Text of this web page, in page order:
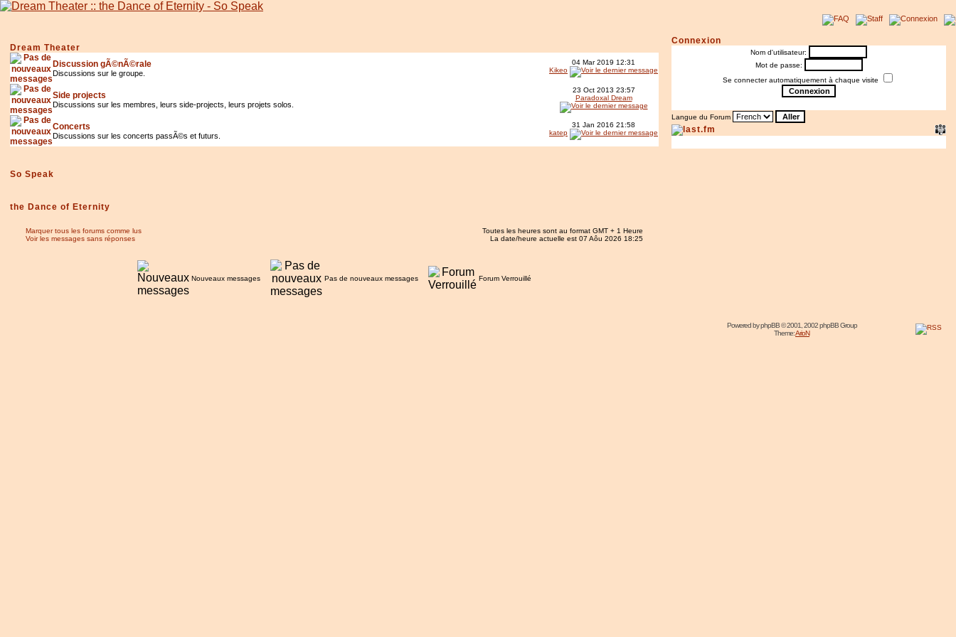
Dream Theater
Discussion gÃ©nÃ©rale
Discussions sur le groupe.
04 Mar 2019 12:31
Kikeo
Side projects
Discussions sur les membres, leurs side-projects, leurs projets solos.
23 Oct 2013 23:57
Paradoxal Dream
Concerts
Discussions sur les concerts passÃ©s et futurs.
31 Jan 2016 21:58
katep
So Speak
the Dance of Eternity
Marquer tous les forums comme lus
Voir les messages sans réponses
Toutes les heures sont au format GMT + 1 Heure
La date/heure actuelle est 07 Aôu 2026 18:25
Nouveaux messages Pas de nouveaux messages Forum Verrouillé
Connexion
Nom d'utilisateur:
Mot de passe:
Se connecter automatiquement à chaque visite
Langue du Forum
Powered byphpBB© 2001, 2002 phpBB Group
Theme:ArioN